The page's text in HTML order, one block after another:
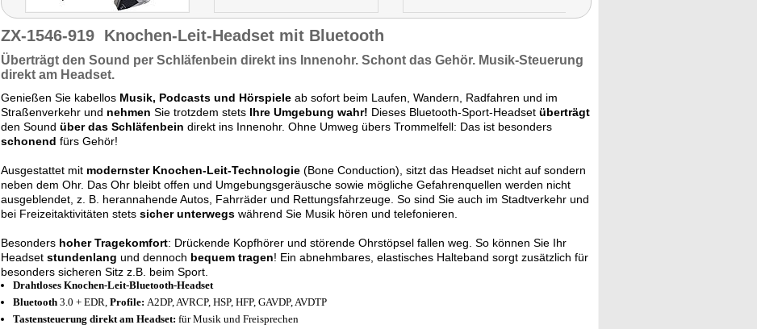
ZX-1546-919 Knochen-Leit-Headset mit Bluetooth
Überträgt den Sound per Schläfenbein direkt ins Innenohr. Schont das Gehör. Musik-Steuerung
direkt am Headset.
Genießen Sie kabellos Musik, Podcasts und Hörspiele ab sofort beim Laufen, Wandern, Radfahren und im
Straßenverkehr und nehmen Sie trotzdem stets Ihre Umgebung wahr! Dieses Bluetooth-Sport-Headset überträgt
den Sound über das Schläfenbein direkt ins Innenohr. Ohne Umweg übers Trommelfell: Das ist besonders
schonend fürs Gehör!
Ausgestattet mit modernster Knochen-Leit-Technologie (Bone Conduction), sitzt das Headset nicht auf sondern
neben dem Ohr. Das Ohr bleibt offen und Umgebungsgeräusche sowie mögliche Gefahrenquellen werden nicht
ausgeblendet, z. B. herannahende Autos, Fahrräder und Rettungsfahrzeuge. So sind Sie auch im Stadtverkehr und
bei Freizeitaktivitäten stets sicher unterwegs während Sie Musik hören und telefonieren.
Besonders hoher Tragekomfort: Drückende Kopfhörer und störende Ohrstöpsel fallen weg. So können Sie Ihr
Headset stundenlang und dennoch bequem tragen! Ein abnehmbares, elastisches Halteband sorgt zusätzlich für
besonders sicheren Sitz z.B. beim Sport.
Drahtloses Knochen-Leit-Bluetooth-Headset
Bluetooth 3.0 + EDR, Profile: A2DP, AVRCP, HSP, HFP, GAVDP, AVDTP
Tastensteuerung direkt am Headset: für Musik und Freisprechen